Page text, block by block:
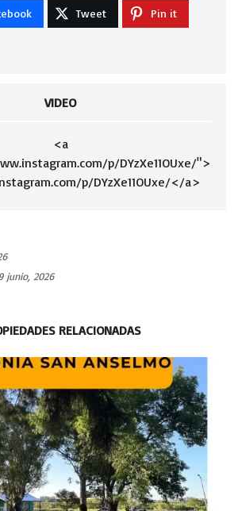
Tweet Pin it
VIDEO
<a
p/DYzXe11OUxe/">
p/DYzXe11OUxe/</a>
junio, 2026
RELACIONADAS